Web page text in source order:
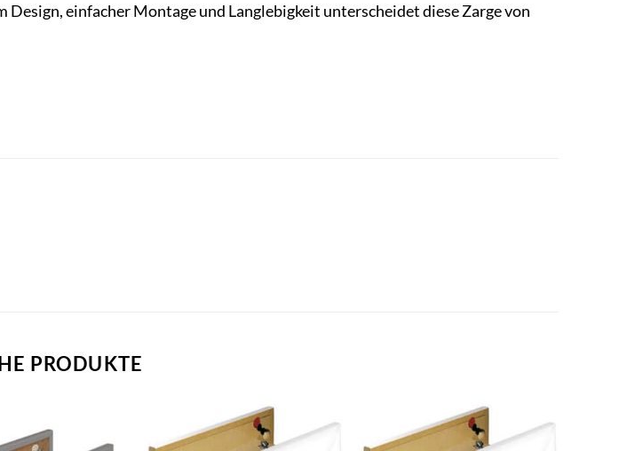
einfacher Montage und Langlebigkeit unterscheidet diese Zarge von
PRODUKTE